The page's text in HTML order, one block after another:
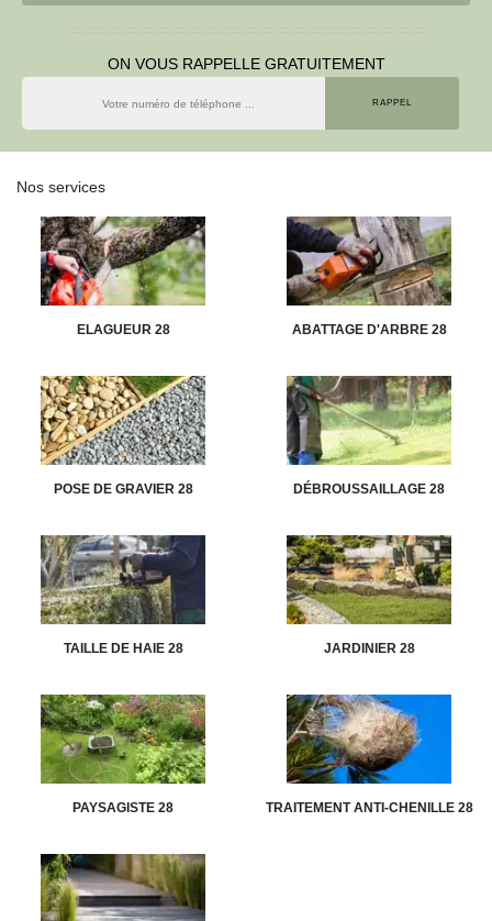
ON VOUS RAPPELLE GRATUITEMENT
Nos services
ELAGUEUR 28 ABATTAGE D'ARBRE 28
POSE DE GRAVIER 28 DÉBROUSSAILLAGE 28
TAILLE DE HAIE 28 JARDINIER 28
PAYSAGISTE 28 TRAITEMENT ANTI-CHENILLE 28